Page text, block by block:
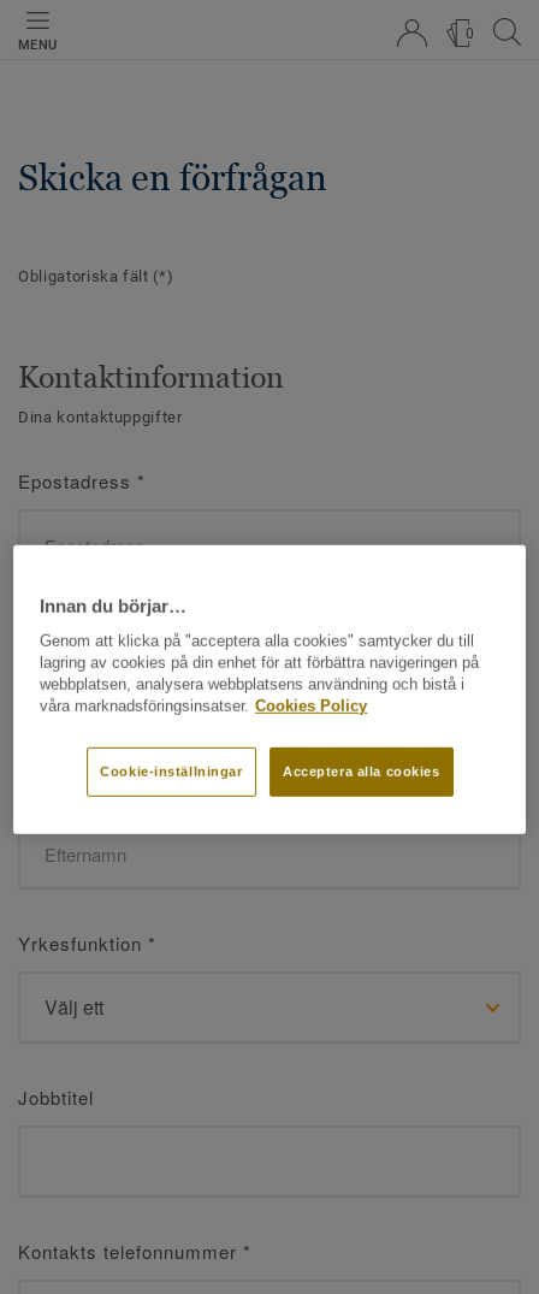
MENU
0
Skicka en förfrågan
Obligatoriska fält (*)
Kontaktinformation
Dina kontaktuppgifter
Epostadress *
Namn*
Efternamn*
Yrkesfunktion *
Jobbtitel
Kontakts telefonnummer *
Innan du börjar…
Genom att klicka på "acceptera alla cookies" samtycker du till
lagring av cookies på din enhet för att förbättra navigeringen på
webbplatsen, analysera webbplatsens användning och bistå i
våra marknadsföringsinsatser. Cookies Policy
Acceptera alla cookies
Cookie-inställningar